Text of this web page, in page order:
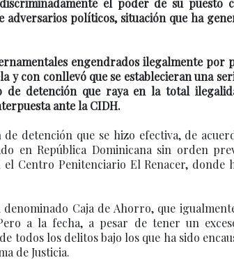
el poder de su puesto
políticos, situación que ha
engendrados ilegalmente por
y con conllevó que se establecieran una
de detención que raya en la total
ante la CIDH.
detención que se hizo efectiva, de
en República Dominicana sin orden
Centro Penitenciario El Renacer, donde
Caja de Ahorro, que
a la fecha, a pesar de tener un
todos los delitos bajo los que ha sido
de Justicia.